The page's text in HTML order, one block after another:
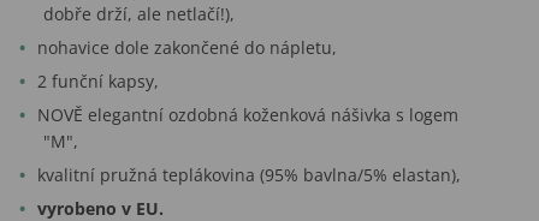
dobře drží, ale netlačí!),
nohavice dole zakončené do nápletu,
2 funční kapsy,
NOVĚ elegantní ozdobná koženková nášivka s logem
"M",
kvalitní pružná teplákovina (95% bavlna/5% elastan),
vyrobeno v EU.